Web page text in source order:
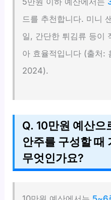
드를 추천합니다. 미니
일, 간단한 튀김류 등이
아 효율적입니다 (출처:
2024).
Q. 10만원 예산으
안주를 구성할 때
무엇인가요?